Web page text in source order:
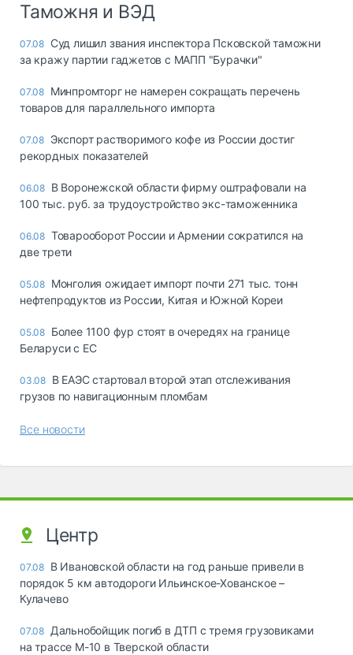
Таможня и ВЭД
07.08 Суд лишил звания инспектора Псковской таможни
за кражу партии гаджетов с МАПП "Бурачки"
07.08 Минпромторг не намерен сокращать перечень
товаров для параллельного импорта
07.08 Экспорт растворимого кофе из России достиг
рекордных показателей
06.08 В Воронежской области фирму оштрафовали на
100 тыс. руб. за трудоустройство экс-таможенника
06.08 Товарооборот России и Армении сократился на
две трети
05.08 Монголия ожидает импорт почти 271 тыс. тонн
нефтепродуктов из России, Китая и Южной Кореи
05.08 Более 1100 фур стоят в очередях на границе
Беларуси с ЕС
03.08 В ЕАЭС стартовал второй этап отслеживания
грузов по навигационным пломбам
Все новости
Центр
07.08 В Ивановской области на год раньше привели в
порядок 5 км автодороги Ильинское-Хованское –
Кулачево
07.08 Дальнобойщик погиб в ДТП с тремя грузовиками
на трассе М-10 в Тверской области